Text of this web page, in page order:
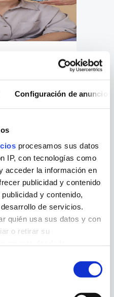
Configuración de anuncios
procesamos sus datos
IP, con tecnologías como
acceder la información en
publicidad y contenido
y contenido,
de servicios.
quién usa sus datos y con
o retirar su
TE CONECTA TE
de los tuyos...